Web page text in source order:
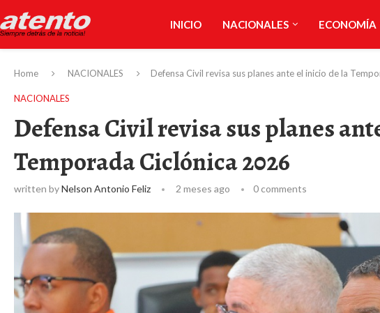
INICIO NACIONALES ECONOMÍA
Home NACIONALES Defensa Civil revisa sus planes ante el inicio de la
NACIONALES
Defensa Civil revisa sus planes
Temporada Ciclónica 2026
written byNelson Antonio Feliz 2 meses ago 0 comments